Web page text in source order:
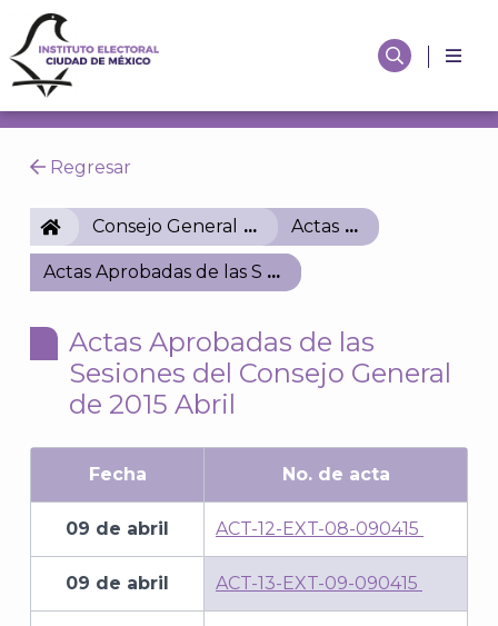
Regresar
IECMConsejo General Actas
Actas Aprobadas de las Sesiones del Consejo
Actas Aprobadas de las
Sesiones del Consejo General
de 2015 Abril
Fecha No. de acta
09 de abril ACT-12-EXT-08-090415
09 de abril ACT-13-EXT-09-090415